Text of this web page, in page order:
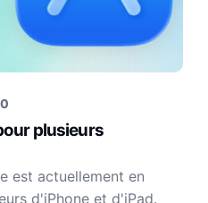
0
plusieurs
est actuellement en
d'iPhone et d'iPad.